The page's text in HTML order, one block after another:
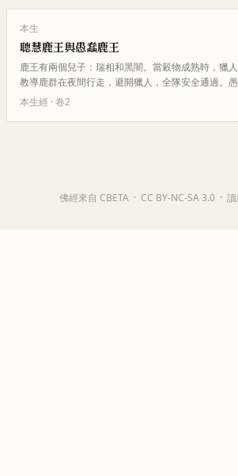
本生
聰慧鹿王與愚蠢鹿王
鹿王有兩個兒子：瑞相和黑闇。當穀物成熟時，獵
教導鹿群在夜間行走，避開獵人，全隊安全通過。
致他的鹿群大量死亡。
本生經 · 卷2
佛經來自 CBETA · CC BY-NC-SA 3.0 ·